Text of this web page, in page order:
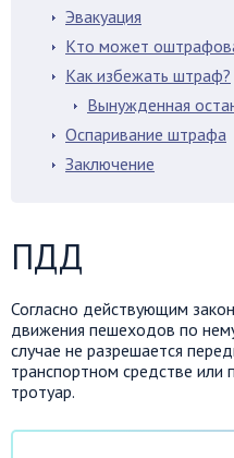
Эвакуация
Кто может
Как избежать штраф?
Вынужденная
Оспаривание штрафа
Заключение
ПДД
Согласно действующим
движения пешеходов по
случае не разрешается
транспортном средстве или
тротуар.